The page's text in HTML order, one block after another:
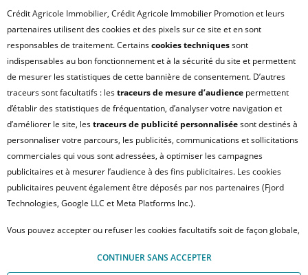
UN PROBLÈME SUR LE SITE ?
PLAN DU SITE
QUI SOMMES NOUS ?
MODULE DE GESTION DES COOKIES
HONORAIRES TRANSACTION
HONORAIRES GESTION LOCATIVE
GESTION DE VOS DONNÉES PERSONNELLES
ACCESSIBILITÉ : NON CONFORME
© Crédit Agricole Immobilier – 12 place des États-Unis – 92545 Montrouge
Crédit Agricole Immobilier, Crédit Agricole Immobilier Promotion et leurs
partenaires utilisent des cookies et des pixels sur ce site et en sont
responsables de traitement. Certainscookies techniquessont
indispensables au bon fonctionnement et à la sécurité du site et permettent
de mesurer les statistiques de cette bannière de consentement. D’autres
traceurs sont facultatifs : lestraceurs de mesure d’audience permettent
d’établir des statistiques de fréquentation, d’analyser votre navigation et
d’améliorer le site, lestraceurs de publicité personnaliséesont destinés à
personnaliser votre parcours, les publicités, communications et sollicitations
commerciales qui vous sont adressées, à optimiser les campagnes
publicitaires et à mesurer l’audience à des fins publicitaires. Les cookies
publicitaires peuvent également être déposés par nos partenaires (Fjord
Technologies, Google LLC et Meta Platforms Inc.).
Vous pouvez accepter ou refuser les cookies facultatifs soit de façon globale,
pas poursuivre votre navigation sur notre site. Votre choix peut être modifié
CONTINUER SANS ACCEPTER